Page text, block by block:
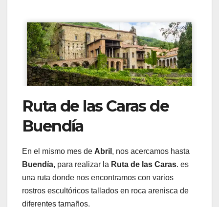
Ruta de las Caras de
Buendía
En el mismo mes de Abril , nos acercamos hasta
Buendía, para realizar la Ruta de las Caras. es
una ruta donde nos encontramos con varios
rostros escultóricos tallados en roca arenisca de
diferentes tamaños.